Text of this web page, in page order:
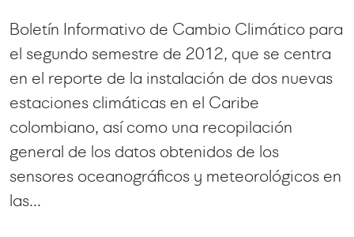
Boletín Informativo de Cambio Climático para
el segundo semestre de 2012, que se centra
en el reporte de la instalación de dos nuevas
estaciones climáticas en el Caribe
colombiano, así como una recopilación
general de los datos obtenidos de los
sensores oceanográficos y meteorológicos en
las...